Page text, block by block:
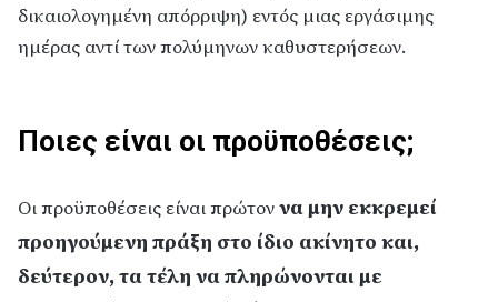
δικαιολογημένη απόρριψη) εντός μιας εργάσιμης
ημέρας αντί των πολύμηνων καθυστερήσεων.
Ποιες είναι οι προϋποθέσεις;
Οι προϋποθέσεις είναι πρώτοννα μην εκκρεμεί
προηγούμενη πράξη στο ίδιο ακίνητο και,
δεύτερον, τα τέλη να πληρώνονται με